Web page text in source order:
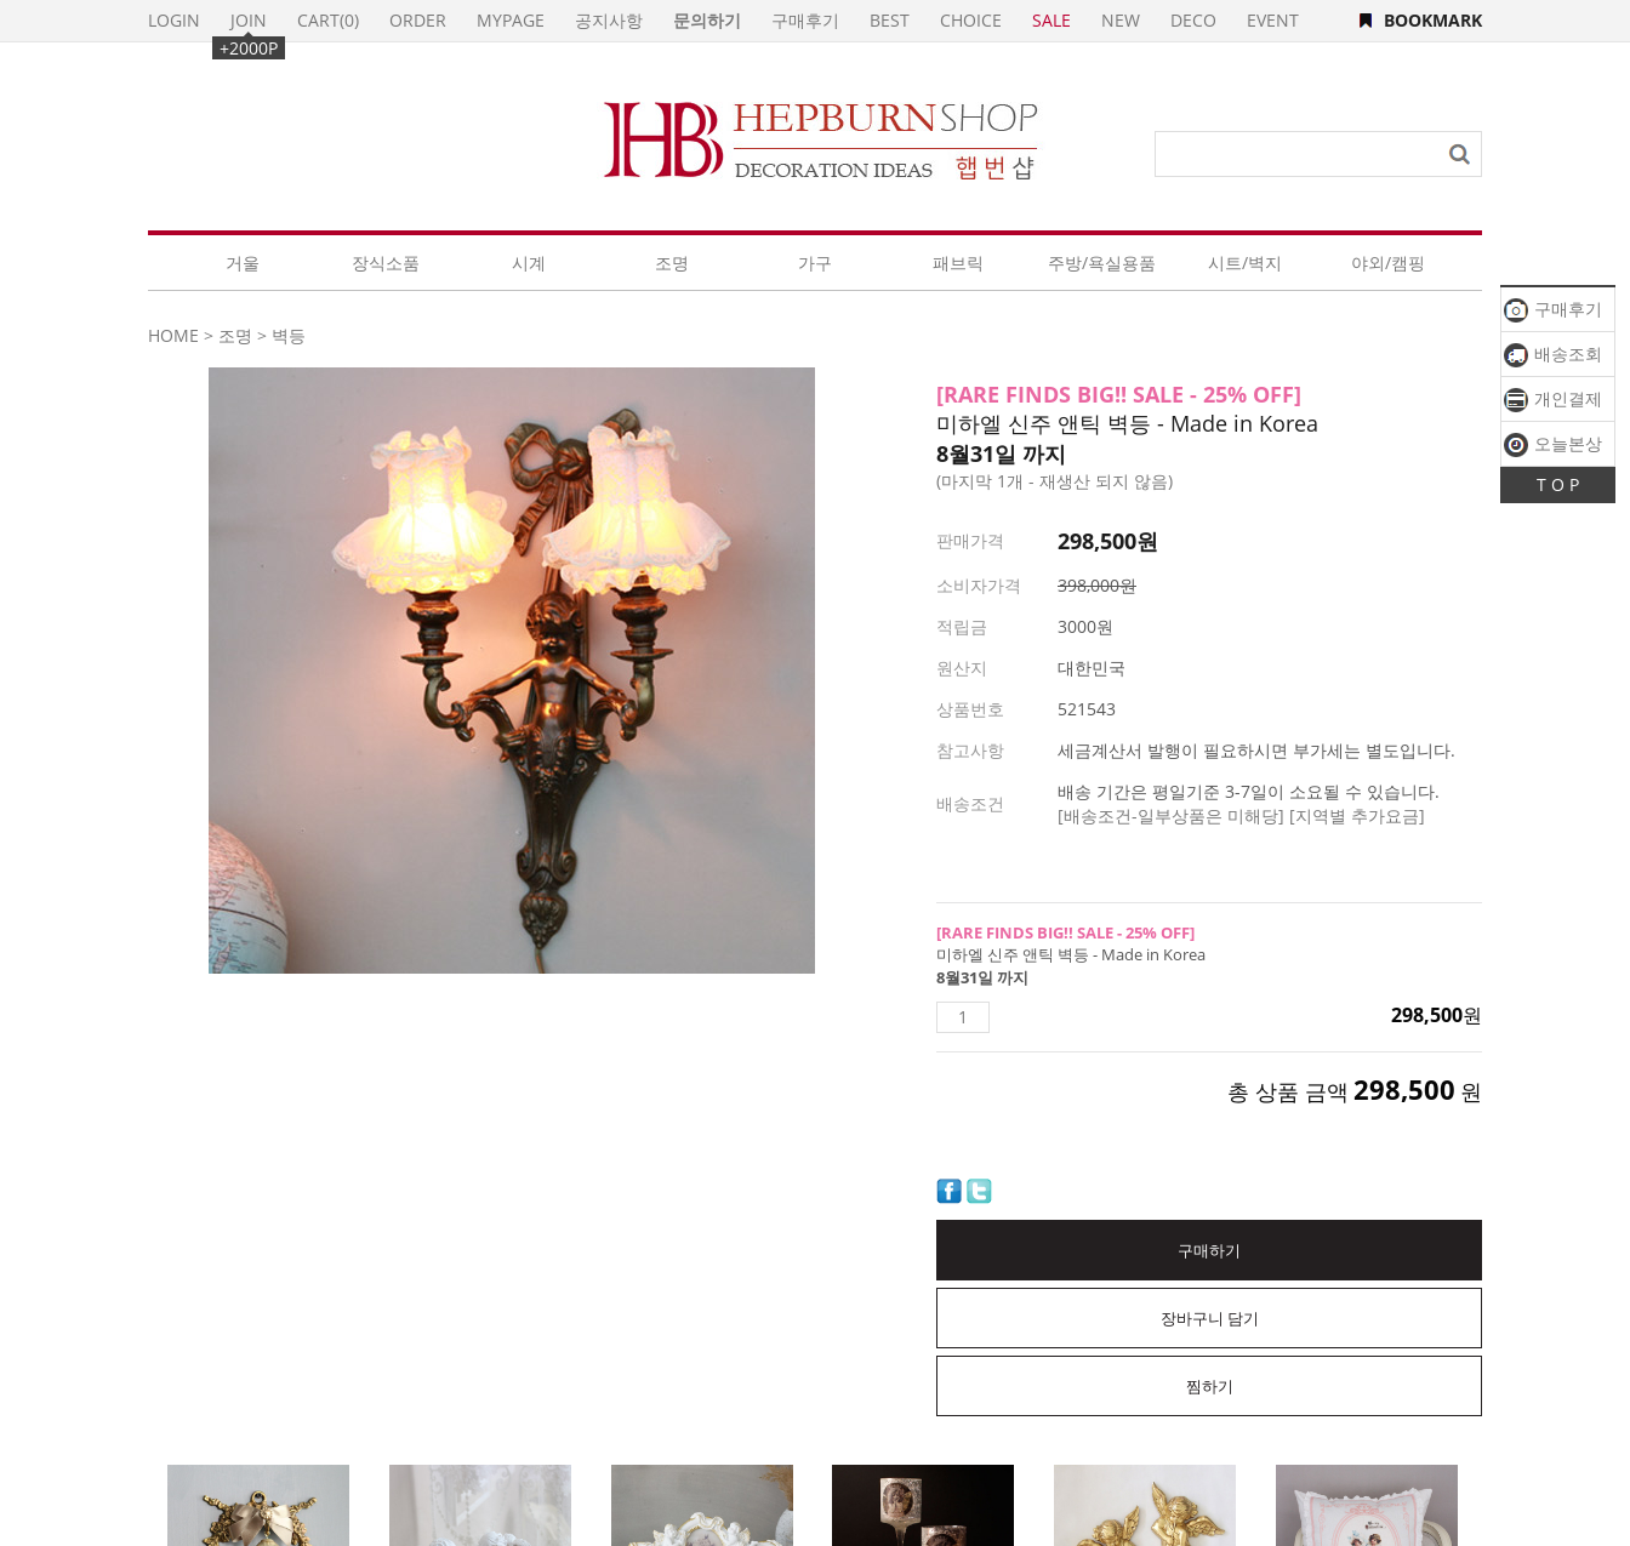
구매후기
배송조회
개인결제
오늘본상
T O P
LOGIN
JOIN
+2000P
CART(0) ORDER MYPAGE 공지사항 문의하기 구매후기 BEST CHOICE SALE NEW DECO EVENT BOOKMARK
거울 장식소품 시계 조명 가구 패브릭 주방/욕실용품 시트/벽지 야외/캠핑
HOME > 조명 > 벽등
[RARE FINDS BIG!! SALE - 25% OFF]
미하엘 신주 앤틱 벽등 - Made in Korea
8월31일 까지
(마지막 1개 - 재생산 되지 않음)
판매가격 298,500원
소비자가격
398,000원
적립금
3000원
원산지
대한민국
상품번호
521543
참고사항
세금계산서 발행이 필요하시면 부가세는 별도입니다.
배송조건
배송 기간은 평일기준 3-7일이 소요될 수 있습니다.
[배송조건-일부상품은 미해당] [지역별 추가요금]
[RARE FINDS BIG!! SALE - 25% OFF]
미하엘 신주 앤틱 벽등 - Made in Korea
8월31일 까지
298,500원
총 상품 금액 298,500 원
구매하기
장바구니 담기
찜하기